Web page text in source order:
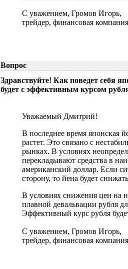
С уважением, Громов Игорь,
трейдер, финансовая
Вопрос
Здравствуйте! Как поведет себя
будет с эффективным курсом
Уважаемый Дмитрий!
В последнее время
растет. Это связано с
рынках. В условиях
перекладывают средства в
американский доллар. Если
сторону, то йена будет
В условиях снижения цен на
плавной девальвации рубля
Эффективный курс рубля
С уважением, Громов Игорь,
трейдер, финансовая